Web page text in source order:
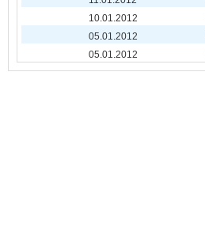
10.01.2012
05.01.2012
05.01.2012